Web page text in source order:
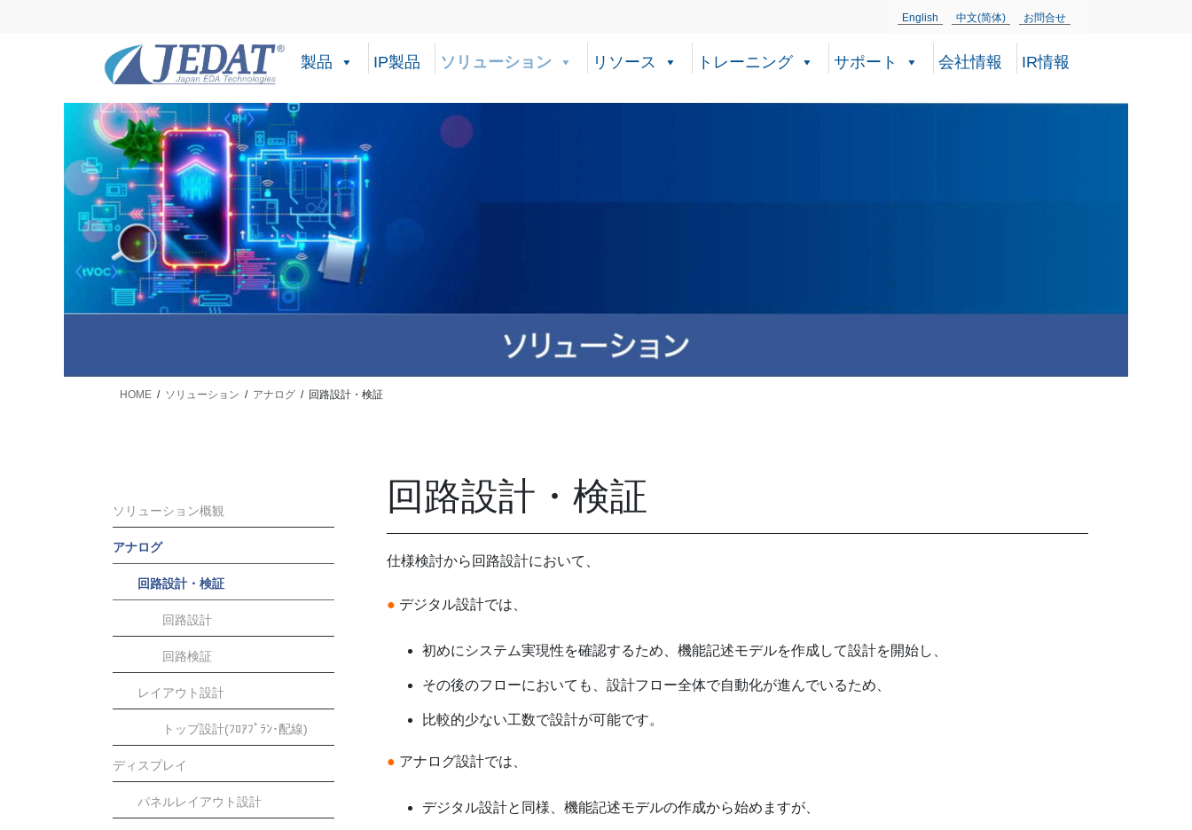
English 中文(简体) お問合せ
製品 IP製品 ソリューション リソース トレーニング サポート 会社情報 IR情報
HOME ソリューション アナログ 回路設計・検証
回路設計​・検証
仕様検討から回路設計において、
● デジタル設計では、
初めにシステム実現性を確認するため、機能記述モデルを作成して設計を開始し、
その後のフローにおいても、設計フロー全体で自動化が進んでいるため、
比較的少ない工数で設計が可能です。
● アナログ設計では、
デジタル設計と同様、機能記述モデルの作成から始めますが、
ソリューション概観
アナログ
回路設計・検証
回路設計
回路検証
レイアウト設計
トップ設計(ﾌﾛｱﾌﾟﾗﾝ･配線)
ディスプレイ
パネルレイアウト設計